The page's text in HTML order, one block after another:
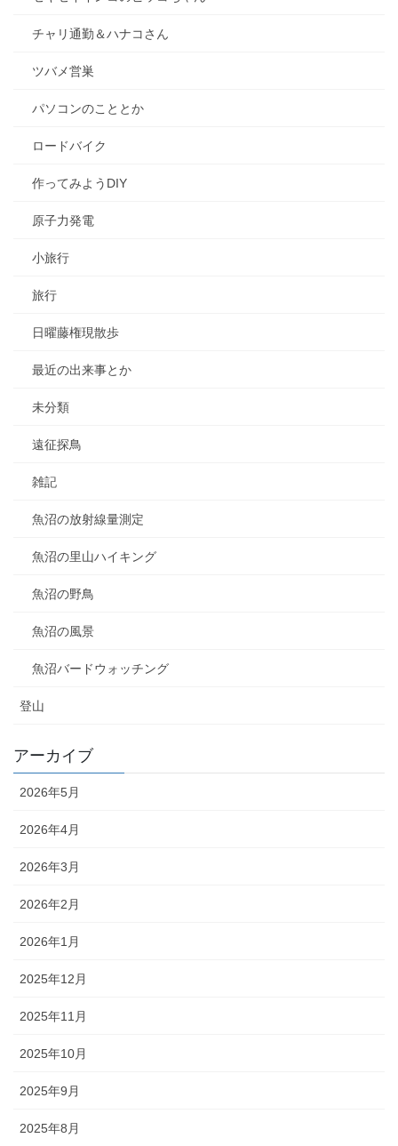
チャリ通勤＆ハナコさん
ツバメ営巣
パソコンのこととか
ロードバイク
作ってみようDIY
原子力発電
小旅行
旅行
日曜藤権現散歩
最近の出来事とか
未分類
遠征探鳥
雑記
魚沼の放射線量測定
魚沼の里山ハイキング
魚沼の野鳥
魚沼の風景
魚沼バードウォッチング
登山
アーカイブ
2026年5月
2026年4月
2026年3月
2026年2月
2026年1月
2025年12月
2025年11月
2025年10月
2025年9月
2025年8月